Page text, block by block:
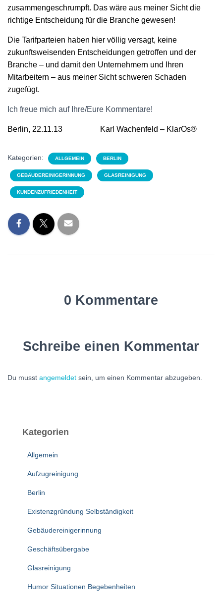
zusammengeschrumpft. Das wäre aus meiner Sicht die
richtige Entscheidung für die Branche gewesen!
Die Tarifparteien haben hier völlig versagt, keine
zukunftsweisenden Entscheidungen getroffen und der
Branche – und damit den Unternehmern und Ihren
Mitarbeitern – aus meiner Sicht schweren Schaden
zugefügt.
Ich freue mich auf Ihre/Eure Kommentare!
Berlin, 22.11.13 Karl Wachenfeld – KlarOs®
Kategorien: ALLGEMEIN BERLIN
GEBÄUDEREINIGERINNUNG GLASREINIGUNG
KUNDENZUFRIEDENHEIT
0 Kommentare
Schreibe einen Kommentar
Du musst angemeldet sein, um einen Kommentar abzugeben.
Kategorien
Allgemein
Aufzugreinigung
Berlin
Existenzgründung Selbständigkeit
Gebäudereinigerinnung
Geschäftsübergabe
Glasreinigung
Humor Situationen Begebenheiten